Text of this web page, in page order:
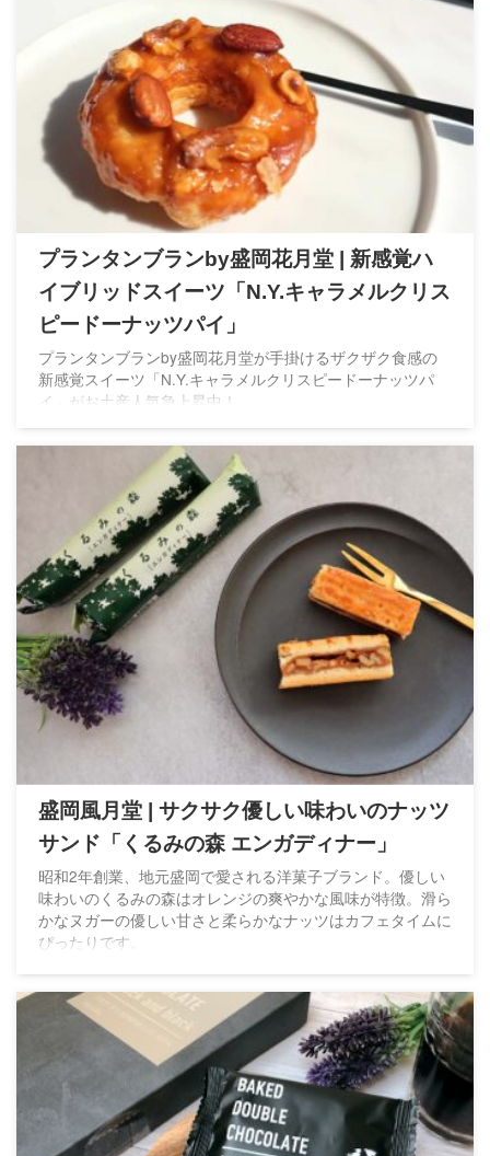
プランタンブランby盛岡花月堂 | 新感覚ハ
イブリッドスイーツ「N.Y.キャラメルクリス
ピードーナッツパイ」
プランタンブランby盛岡花月堂が手掛けるザクザク食感の
新感覚スイーツ「N.Y.キャラメルクリスピードーナッツパ
イ」がお土産人気急上昇中！
盛岡風月堂 | サクサク優しい味わいのナッツ
サンド「くるみの森 エンガディナー」
昭和2年創業、地元盛岡で愛される洋菓子ブランド。優しい
味わいのくるみの森はオレンジの爽やかな風味が特徴。滑ら
かなヌガーの優しい甘さと柔らかなナッツはカフェタイムに
ぴったりです。